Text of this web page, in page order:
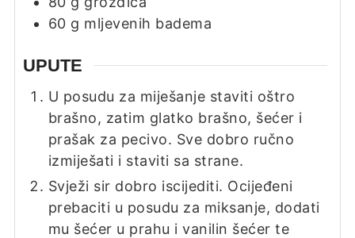
60 g mljevenih badema
UPUTE
U posudu za miješanje staviti oštro
brašno, zatim glatko brašno, šećer i
prašak za pecivo. Sve dobro ručno
izmiješati i staviti sa strane.
Svježi sir dobro iscijediti. Ocijeđeni
prebaciti u posudu za miksanje, dodati
mu šećer u prahu i vanilin šećer te